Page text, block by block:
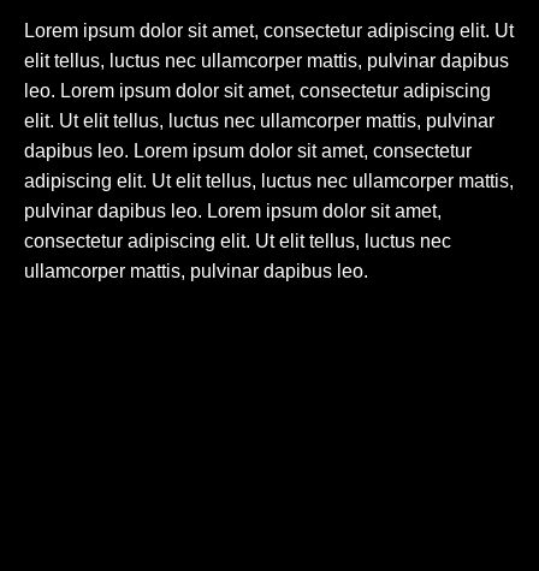
Lorem ipsum dolor sit amet, consectetur adipiscing elit. Ut
elit tellus, luctus nec ullamcorper mattis, pulvinar dapibus
leo. Lorem ipsum dolor sit amet, consectetur adipiscing
elit. Ut elit tellus, luctus nec ullamcorper mattis, pulvinar
dapibus leo. Lorem ipsum dolor sit amet, consectetur
adipiscing elit. Ut elit tellus, luctus nec ullamcorper mattis,
pulvinar dapibus leo. Lorem ipsum dolor sit amet,
consectetur adipiscing elit. Ut elit tellus, luctus nec
ullamcorper mattis, pulvinar dapibus leo.